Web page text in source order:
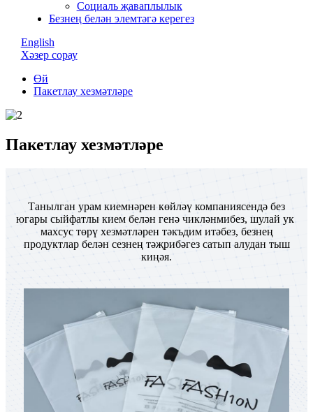
Социаль җаваплылык
Безнең белән элемтәгә керегез
English
Хәзер сорау
Өй
Пакетлау хезмәтләре
Пакетлау хезмәтләре
Танылган урам киемнәрен көйләү компаниясендә без
югары сыйфатлы кием белән генә чикләнмибез, шулай ук ​​
махсус төрү хезмәтләрен тәкъдим итәбез, безнең
продуктлар белән сезнең тәҗрибәгез сатып алудан тыш
киңәя.